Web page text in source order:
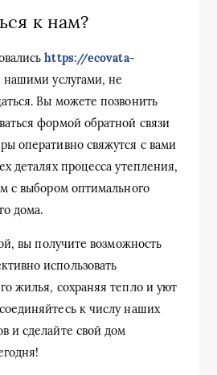
к нам?
https://ecovata-
нашими услугами, не
Вы можете позвонить
формой обратной связи
оперативно свяжутся с вами
деталях процесса утепления,
с выбором оптимального
дома.
вы получите возможность
использовать
жилья, сохраняя тепло и уют
к числу наших
и сделайте свой дом